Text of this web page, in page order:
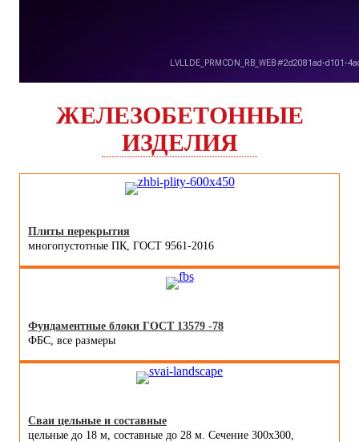
ЖЕЛЕЗОБЕТОННЫЕ
ИЗДЕЛИЯ
Плиты перекрытия
многопустотные ПК, ГОСТ 9561-2016
Фундаментные блоки ГОСТ 13579 -78
ФБС, все размеры
Сваи цельные и составные
цельные до 18 м, составные до 28 м. Сечение 300x300,